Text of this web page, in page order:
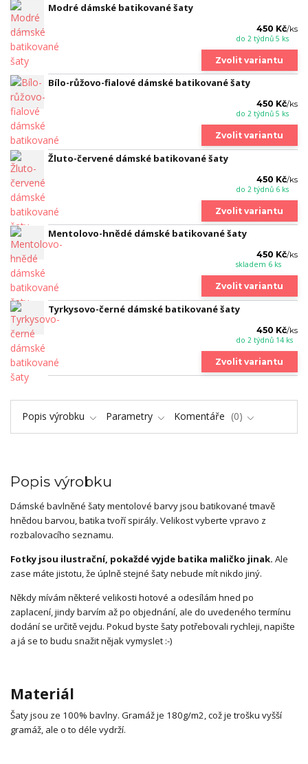
Modré dámské batikované šaty
450 Kč/ks
do 2 týdnů 5 ks
Zvolit variantu
Bílo-růžovo-fialové dámské batikované šaty
450 Kč/ks
do 2 týdnů 5 ks
Zvolit variantu
Žluto-červené dámské batikované šaty
450 Kč/ks
do 2 týdnů 6 ks
Zvolit variantu
Mentolovo-hnědé dámské batikované šaty
450 Kč/ks
skladem 6 ks
Zvolit variantu
Tyrkysovo-černé dámské batikované šaty
450 Kč/ks
do 2 týdnů 14 ks
Zvolit variantu
Popis výrobku Parametry Komentáře 0
Popis výrobku
Dámské bavlněné šaty mentolové barvy jsou batikované tmavě
hnědou barvou, batika tvoří spirály. Velikost vyberte vpravo z
rozbalovacího seznamu.
Fotky jsou ilustrační, pokaždé vyjde batika maličko jinak. Ale
zase máte jistotu, že úplně stejné šaty nebude mít nikdo jiný.
Někdy mívám některé velikosti hotové a odesílám hned po
zaplacení, jindy barvím až po objednání, ale do uvedeného termínu
dodání se určitě vejdu. Pokud byste šaty potřebovali rychleji, napište
a já se to budu snažit nějak vymyslet :-)
Materiál
Šaty jsou ze 100% bavlny. Gramáž je 180g/m2, což je trošku vyšší
gramáž, ale o to déle vydrží.